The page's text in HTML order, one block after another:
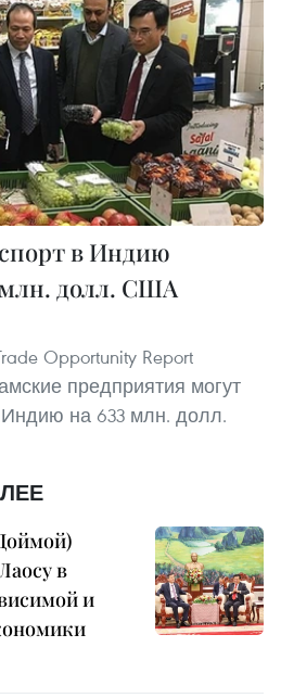
в Индию
млн. долл. США
Opportunity Report
предприятия могут
Индию на 633 млн. долл.
в
и